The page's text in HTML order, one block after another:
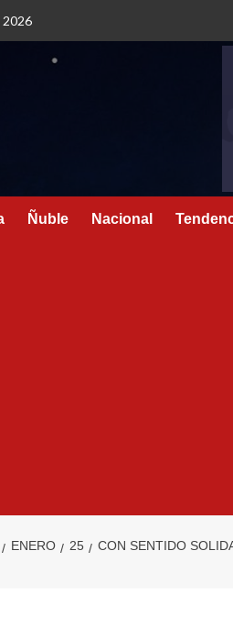
2026
Ñuble Nacional
ENERO 25
CON SENTIDO